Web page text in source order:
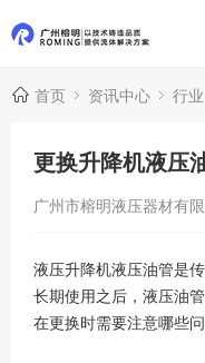
首页 资讯中心 行
更换升降机液压
广州市榕明液压器材有
液压升降机液压油管是
长期使用之后，液压油
在更换时需要注意哪些